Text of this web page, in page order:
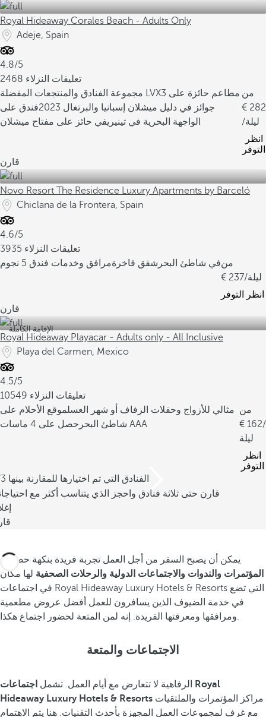
Royal Hideaway Corales Beach - Adults Only
Adeje, Spain
4.8/5
2468 تعليقات النزلاء
مجموعة الفنادق والمنتجعات المفضلة LVX3 مطاعم حائزة على
جوائز في دليل ميشلان إسبانيا والبرتغال 2023
فندق على
الواجهة البحرية في تينيريفي حائز على مفتاح ميشلان
من
282
/ليلة
انظر
التوفر
قارن
Novo Resort The Residence Luxury Apartments by Barceló
Chiclana de la Frontera, Spain
4.6/5
3935 تعليقات النزلاء
في شاطئ البحر شقق فاخرةمرافق وخدمات فندق 5 نجوم
من
237 /ليلة
انظر التوفر
قارن
الإقامة الكاملة
Royal Hideaway Playacar - Adults only - All Inclusive
Playa del Carmen, Mexico
4.5/5
10549 تعليقات النزلاء
مثالي للأزواج وحفلات الزفاف أو شهر العسلموقع الأحلام على
شاطئ البحر حصل على 4 ماسات AAA
من
162/
ليلة
انظر
التوفر
/3 الفنادق التي تم اختيارها للمقارنة بينها
قارن حتى ثلاثة فنادق واحجز الذي يتناسب أكثر مع
يمكن أن يصبح السفر من أجل العمل تجربة فريدة بنكهة حصرية.
المؤتمرات والندوات والاجتماعات الدولية والرحلات الصحفية لها مكان
في اجتماعات Royal Hideaway Luxury Hotels & Resorts التي تضع
في خدمة الضيوف الذين يسافرون للعمل أفضل عروض مطعمية
ومرافقها ومعرفتها الفريدة. إنه لمن المتعة لحضور اجتماع هكذا.
الاجتماعات والمتعة
الرفاهية لا تتعارض مع أيام العمل. تشمل اجتماعات Royal
Hideaway Luxury Hotels & Resorts
مع غرف لمجموعات العمل المجهزة بأحدث التقنيات. هنا يتم الاهتمام